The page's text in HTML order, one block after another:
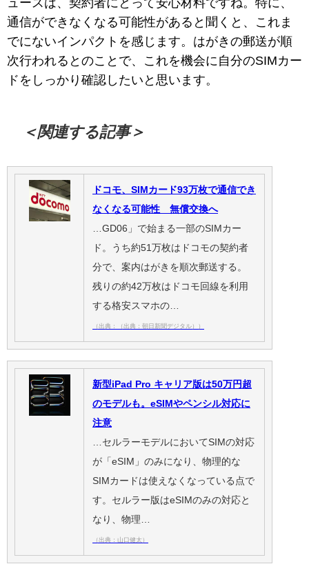
ュースは、契約者にとって安心材料ですね。特に、
通信ができなくなる可能性があると聞くと、これま
でにないインパクトを感じます。はがきの郵送が順
次行われるとのことで、これを機会に自分のSIMカー
ドをしっかり確認したいと思います。
＜関連する記事＞
ドコモ、SIMカード93万枚で通信でき
なくなる可能性 無償交換へ
…GD06」で始まる一部のSIMカー
ド。うち約51万枚はドコモの契約者
分で、案内はがきを順次郵送する。
残りの約42万枚はドコモ回線を利用
する格安スマホの…
（出典：（出典：朝日新聞デジタル））
新型iPad Pro キャリア版は50万円超
のモデルも。eSIMやペンシル対応に
注意
…セルラーモデルにおいてSIMの対応
が「eSIM」のみになり、物理的な
SIMカードは使えなくなっている点で
す。セルラー版はeSIMのみの対応と
なり、物理…
（出典：山口健太）